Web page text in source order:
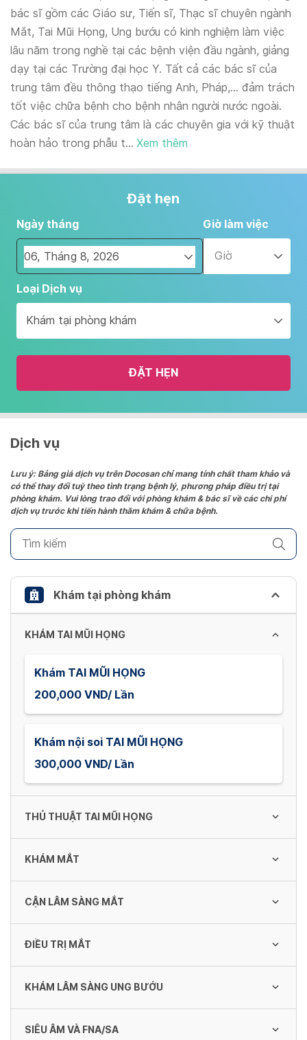
bác sĩ gồm các Giáo sư, Tiến sĩ, Thạc sĩ chuyên ngành
Mắt, Tai Mũi Họng, Ung bướu có kinh nghiệm làm việc
lâu năm trong nghề tại các bệnh viện đầu ngành, giảng
dạy tại các Trường đại học Y. Tất cả các bác sĩ của
trung tâm đều thông thạo tiếng Anh, Pháp,… đảm trách
tốt việc chữa bệnh cho bệnh nhân người nước ngoài.
Các bác sĩ của trung tâm là các chuyên gia với kỹ thuật
hoàn hảo trong phẫu t... Xem thêm
Đặt hẹn
Ngày tháng
Navigate
forward
interact
with
the
and
date.
the
question
mark
to
keyboard
shortcuts
changing
Giờ làm việc
Giờ
Loại Dịch vụ
Khám tại phòng khám
ĐẶT HẸN
Dịch vụ
Lưu ý: Bảng giá dịch vụ trên Docosan chỉ mang tính chất tham khảo và
có thể thay đổi tuỳ theo tình trạng bệnh lý, phương pháp điều trị tại
phòng khám. Vui lòng trao đổi với phòng khám & bác sĩ về các chi phí
dịch vụ trước khi tiến hành thăm khám & chữa bệnh.
Khám tại phòng khám
KHÁM TAI MŨI HỌNG
Khám TAI MŨI HỌNG
200,000 VND/ Lần
Khám nội soi TAI MŨI HỌNG
300,000 VND/ Lần
THỦ THUẬT TAI MŨI HỌNG
Proetz
Rửa mũi
200,000 VND/ Lần
KHÁM MẮT
Khám MẮT (đo thị lực, nhãn áp)
Khám MẮT VIP (đo thị lực, nhãn áp, chọn
CẬN LÂM SÀNG MẮT
Siêu âm mắt (siêu âm thường qui)
Siêu âm + đo trục nhãn cầu
ĐIỀU TRỊ MẮT
KHÁM LÂM SÀNG UNG BƯỚU
SIÊU ÂM VÀ FNA/SA